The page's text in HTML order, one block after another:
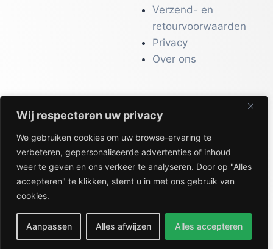
Wij respecteren uw privacy
We gebruiken cookies om uw browse-ervaring te
verbeteren, gepersonaliseerde advertenties of inhoud
weer te geven en ons verkeer te analyseren. Door op "Alles
accepteren" te klikken, stemt u in met ons gebruik van
cookies.
Aanpassen Alles afwijzen Alles accepteren
Verzend- en
retourvoorwaarden
Privacy
Over ons
CATALOGI
Workwear &
Veiligheid
Kantoor & Receptie
Gezondheid & Beauty
Keuken & Horeca